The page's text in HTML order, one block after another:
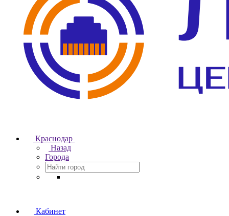
Краснодар
Назад
Города
Кабинет